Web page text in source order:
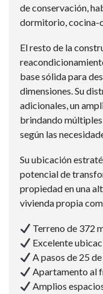
de conservación,
dormitorio, cocina-
El resto de la
base sólida para
dimensiones. Su
adicionales, un
brindando
según las
Su ubicación
potencial de
propiedad en una
vivienda propia
Terreno de 372
Excelente
A pasos de 25
Apartamento al
Amplios